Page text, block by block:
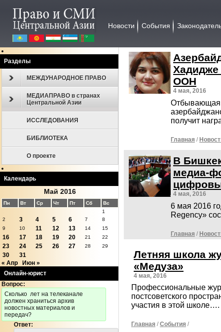
Новости События
Разделы
МЕЖДУНАРОДНОЕ ПРАВО
МЕДИАПРАВО в странах
Центральной Азии
ИССЛЕДОВАНИЯ
БИБЛИОТЕКА
О проекте
Календарь
Май 2016
Пн Вт Ср Чт Пт Сб
Вс
1
2
3 4 5 6 7
8
9
10 11 12 13 14 15
16 17 18 19 20 21 22
23 24 25 26 27 28 29
30
31
« Апр
Июн »
Онлайн-юрист
Вопрос:
Cколько лет на телеканале
должен храниться архив
новостных материалов и
передач?
Ответ:
Хадидже
ООН
4 мая, 2016
Отбывающая
получит
Главная /
В
медиа-
4 мая, 2016
6 мая 2016
Regency»
Главная /
Летняя школа
«Медуза»
4 мая, 2016
Профессиональные
постсоветского
участия в этой школе….
Главная /События /